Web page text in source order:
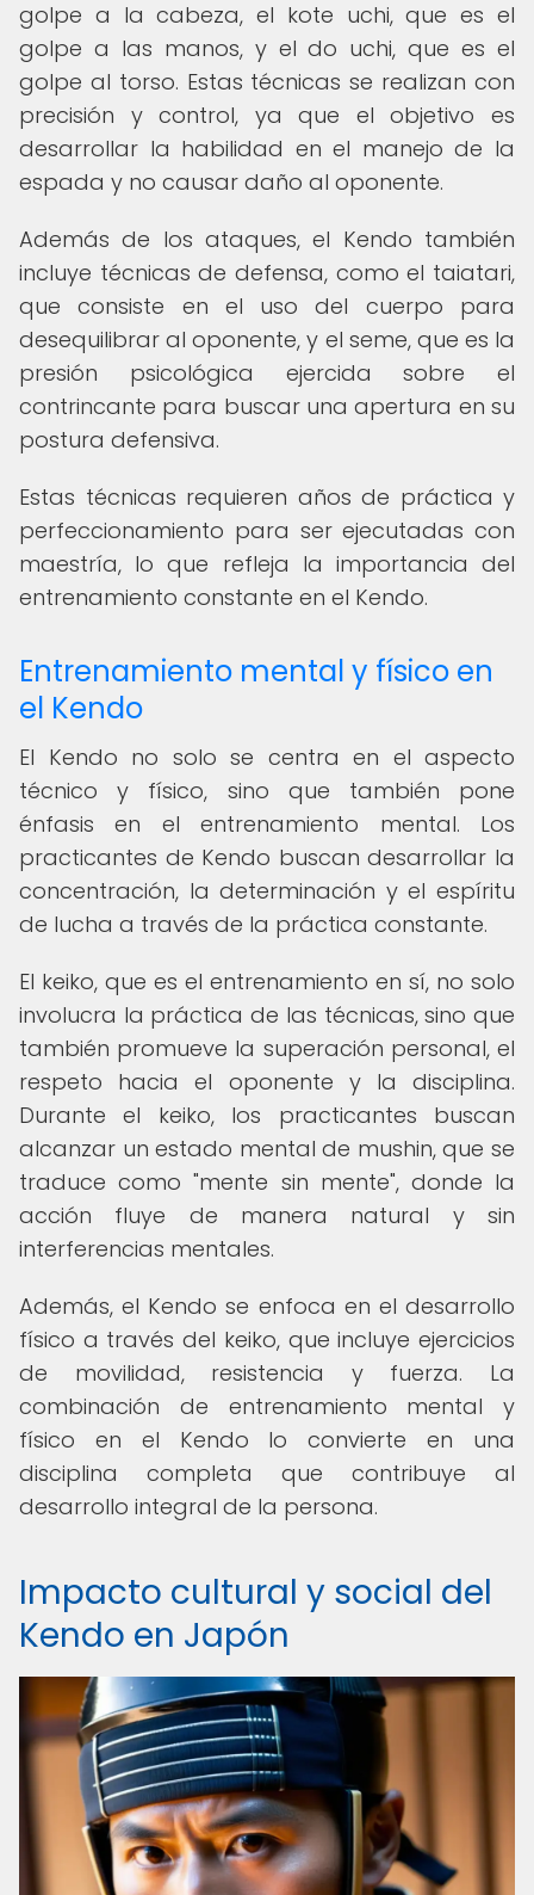
golpe a la cabeza, el kote uchi, que es el
golpe a las manos, y el do uchi, que es el
golpe al torso. Estas técnicas se realizan con
precisión y control, ya que el objetivo es
desarrollar la habilidad en el manejo de la
espada y no causar daño al oponente.
Además de los ataques, el Kendo también
incluye técnicas de defensa, como el taiatari,
que consiste en el uso del cuerpo para
desequilibrar al oponente, y el seme, que es la
presión psicológica ejercida sobre el
contrincante para buscar una apertura en su
postura defensiva.
Estas técnicas requieren años de práctica y
perfeccionamiento para ser ejecutadas con
maestría, lo que refleja la importancia del
entrenamiento constante en el Kendo.
Entrenamiento mental y físico en
el Kendo
El Kendo no solo se centra en el aspecto
técnico y físico, sino que también pone
énfasis en el entrenamiento mental. Los
practicantes de Kendo buscan desarrollar la
concentración, la determinación y el espíritu
de lucha a través de la práctica constante.
El keiko, que es el entrenamiento en sí, no solo
involucra la práctica de las técnicas, sino que
también promueve la superación personal, el
respeto hacia el oponente y la disciplina.
Durante el keiko, los practicantes buscan
alcanzar un estado mental de mushin, que se
traduce como "mente sin mente", donde la
acción fluye de manera natural y sin
interferencias mentales.
Además, el Kendo se enfoca en el desarrollo
físico a través del keiko, que incluye ejercicios
de movilidad, resistencia y fuerza. La
combinación de entrenamiento mental y
físico en el Kendo lo convierte en una
disciplina completa que contribuye al
desarrollo integral de la persona.
Impacto cultural y social del
Kendo en Japón